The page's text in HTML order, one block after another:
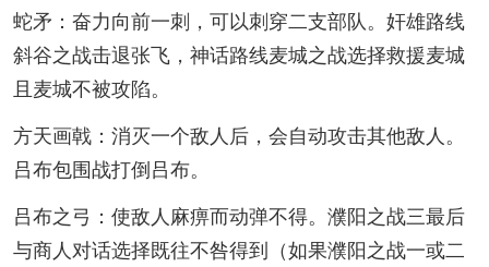
蛇矛：奋力向前一刺，可以刺穿二支部队。奸雄路线
斜谷之战击退张飞，神话路线麦城之战选择救援麦城
且麦城不被攻陷。
方天画戟：消灭一个敌人后，会自动攻击其他敌人。
吕布包围战打倒吕布。
吕布之弓：使敌人麻痹而动弹不得。濮阳之战三最后
与商人对话选择既往不咎得到（如果濮阳之战一或二